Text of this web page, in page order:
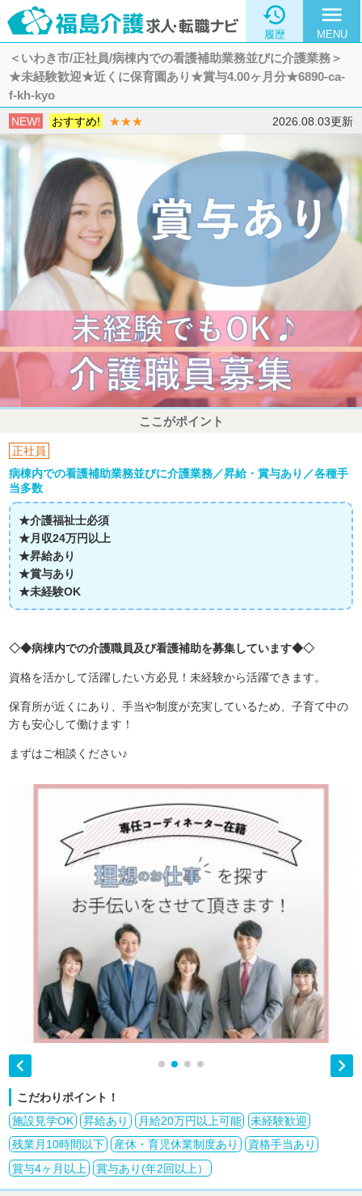

履歴
menu
MENU
＜いわき市/正社員/病棟内での看護補助業務並びに介護業務＞
★未経験歓迎★近くに保育園あり★賞与4.00ヶ月分★6890-ca-
f-kh-kyo
NEW! おすすめ! ★★★ 2026.08.03更新
ここがポイント
正社員
病棟内での看護補助業務並びに介護業務／昇給・賞与あり／各種手
当多数
★介護福祉士必須
★月収24万円以上
★昇給あり
★賞与あり
★未経験OK
◇◆病棟内での介護職員及び看護補助を募集しています◆◇
資格を活かして活躍したい方必見！未経験から活躍できます。
保育所が近くにあり、手当や制度が充実しているため、子育て中の
方も安心して働けます！
まずはご相談ください♪
 
こだわりポイント！
施設見学OK
昇給あり 月給20万円以上可能
未経験歓迎
残業月10時間以下
産休・育児休業制度あり
資格手当あり
賞与4ヶ月以上
賞与あり(年2回以上）